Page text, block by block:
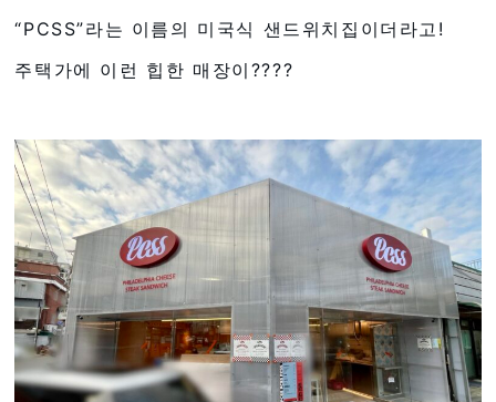
“PCSS”라는 이름의 미국식 샌드위치집이더라고!
주택가에 이런 힙한 매장이????